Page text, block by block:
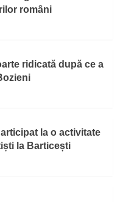
români
ridicată după ce a
la o activitate
la Barticești